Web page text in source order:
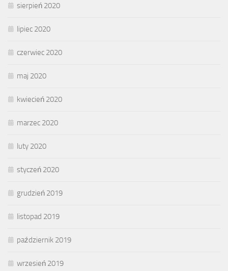
sierpień 2020
lipiec 2020
czerwiec 2020
maj 2020
kwiecień 2020
marzec 2020
luty 2020
styczeń 2020
grudzień 2019
listopad 2019
październik 2019
wrzesień 2019